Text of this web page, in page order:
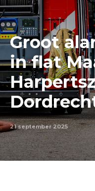
Groot
in flat
21 september 2025